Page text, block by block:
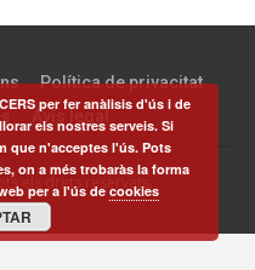
Política de privacitat
Avís legal
els drets reservats.
per fer anàlisis d'ús i de
els nostres serveis. Si
que n'acceptes l'ús. Pots
on a més trobaràs la forma
per a l'ús decookies